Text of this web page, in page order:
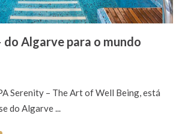
do Algarve para o mundo
Serenity – The Art of Well Being, está
do Algarve ...